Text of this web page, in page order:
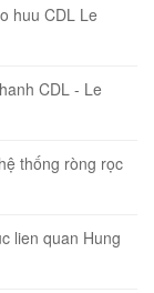
huu CDL Le
CDL - Le
thống ròng rọc
lien quan Hung